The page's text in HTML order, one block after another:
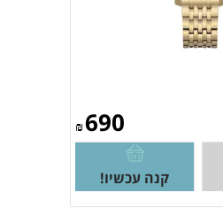
₪690
קנה עכשיו!